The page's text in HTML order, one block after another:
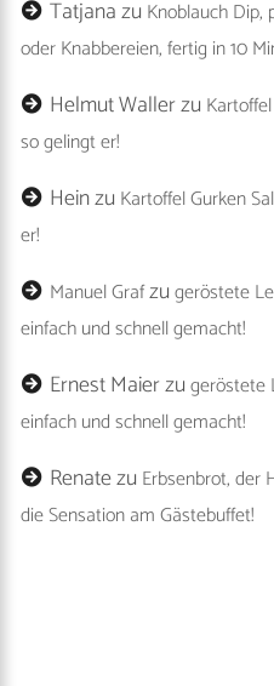
Tatjanazu Knoblauch Dip,
oder Knabbereien, fertig in 10
Helmut Wallerzu
so gelingt er!
Heinzu Kartoffel Gurken
er!
Manuel Grafzugeröstete
einfach und schnell gemacht!
Ernest Maierzugeröstete
einfach und schnell gemacht!
Renatezu Erbsenbrot, der
die Sensation am Gästebuffet!